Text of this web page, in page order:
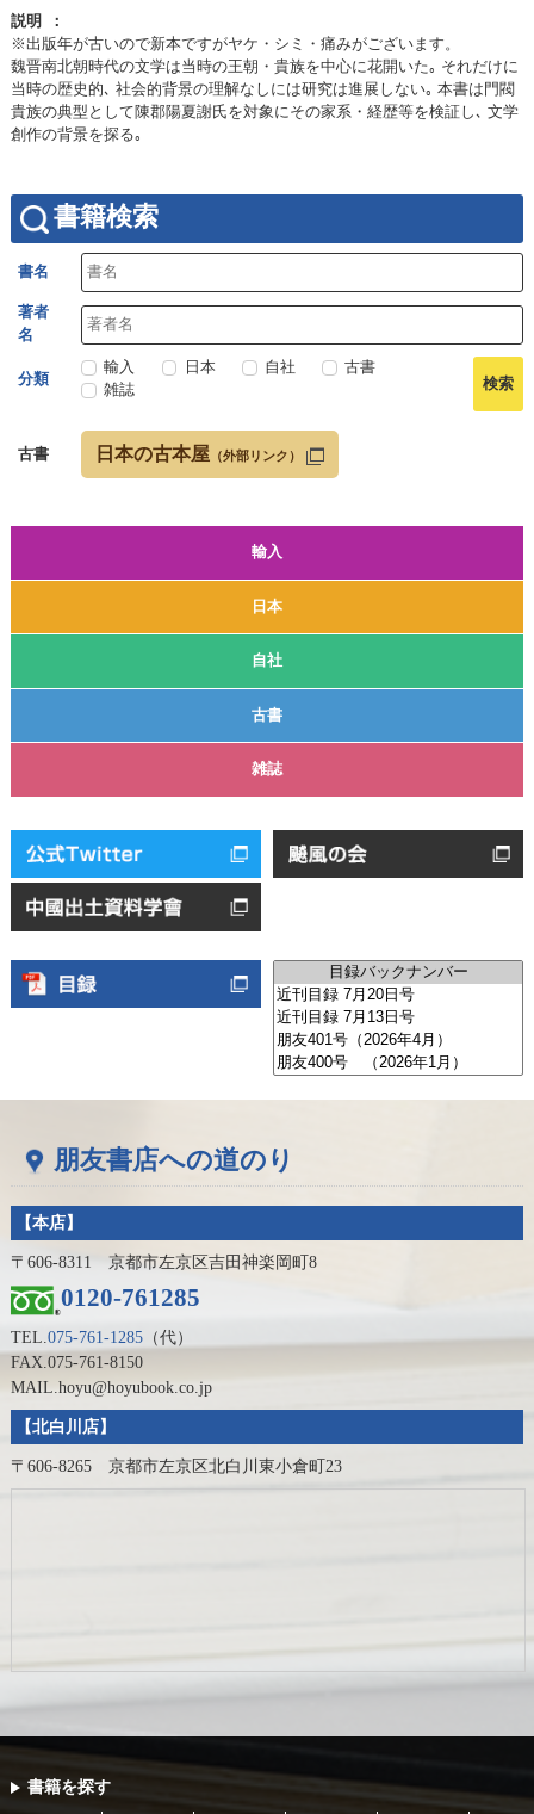
輸入
日本
自社
古書
雑誌
説明
※出版年が古いので新本ですがヤケ・シミ・痛みがございます。
魏晋南北朝時代の文学は当時の王朝・貴族を中心に花開いた｡ それだけに
当時の歴史的､ 社会的背景の理解なしには研究は進展しない｡ 本書は門閥
貴族の典型として陳郡陽夏謝氏を対象にその家系・経歴等を検証し､ 文学
創作の背景を探る｡
書籍検索
書名
著者
名
分類
輸入 日本 自社
古書
雑誌
古書 日本の古本屋 （外部リンク）
朋友書店への道のり
【本店】
〒606-8311 京都市左京区吉田神楽岡町8
0120-761285
TEL.075-761-1285（代）
FAX.075-761-8150
MAIL.hoyu@hoyubook.co.jp
【北白川店】
〒606-8265 京都市左京区北白川東小倉町23
書籍を探す